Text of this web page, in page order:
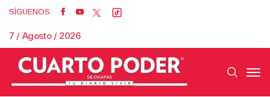
SÍGUENOS
7 / Agosto / 2026